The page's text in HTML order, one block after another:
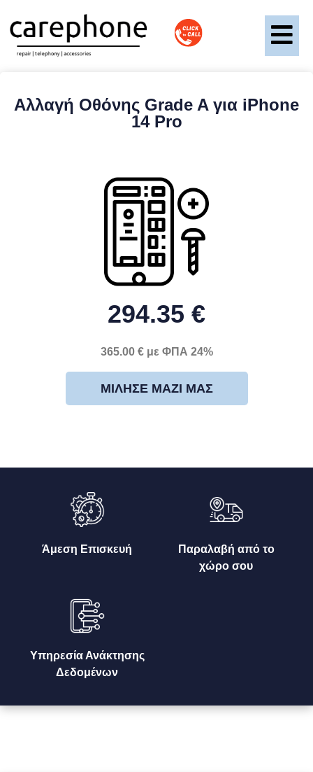
Αλλαγή Οθόνης Grade A για iPhone
14 Pro
294.35 €
365.00 € με ΦΠΑ 24%
ΜΊΛΗΣΕ ΜΑΖΊ ΜΑΣ
Άμεση Επισκευή
Παραλαβή από το
χώρο σου
Υπηρεσία Ανάκτησης
Δεδομένων